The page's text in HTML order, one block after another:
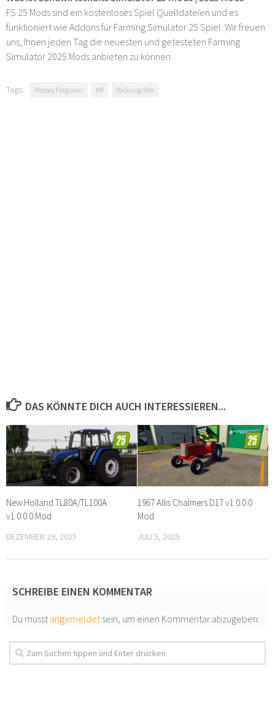
FS 25 Mods sind ein kostenloses Spiel Quelldateien und es
funktioniert wie Addons für Farming Simulator 25 Spiel. Wir freuen
uns, Ihnen jeden Tag die neuesten und getesteten Farming
Simulator 2025 Mods anbieten zu können.
Tags: Massey Ferguson MF Packung Bier
DAS KÖNNTE DICH AUCH INTERESSIEREN...
New Holland TL80A/TL100A
v1.0.0.0 Mod
DEZEMBER 29, 2025
1967 Allis Chalmers D17 v1.0.0.0
Mod
JULI 5, 2025
SCHREIBE EINEN KOMMENTAR
Du musstangemeldetsein, um einen Kommentar abzugeben.